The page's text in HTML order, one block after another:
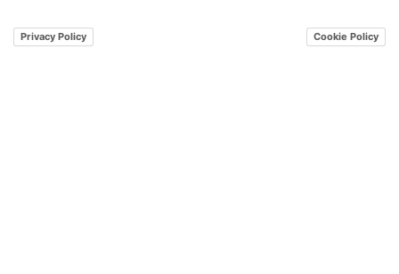
Privacy Policy Cookie Policy